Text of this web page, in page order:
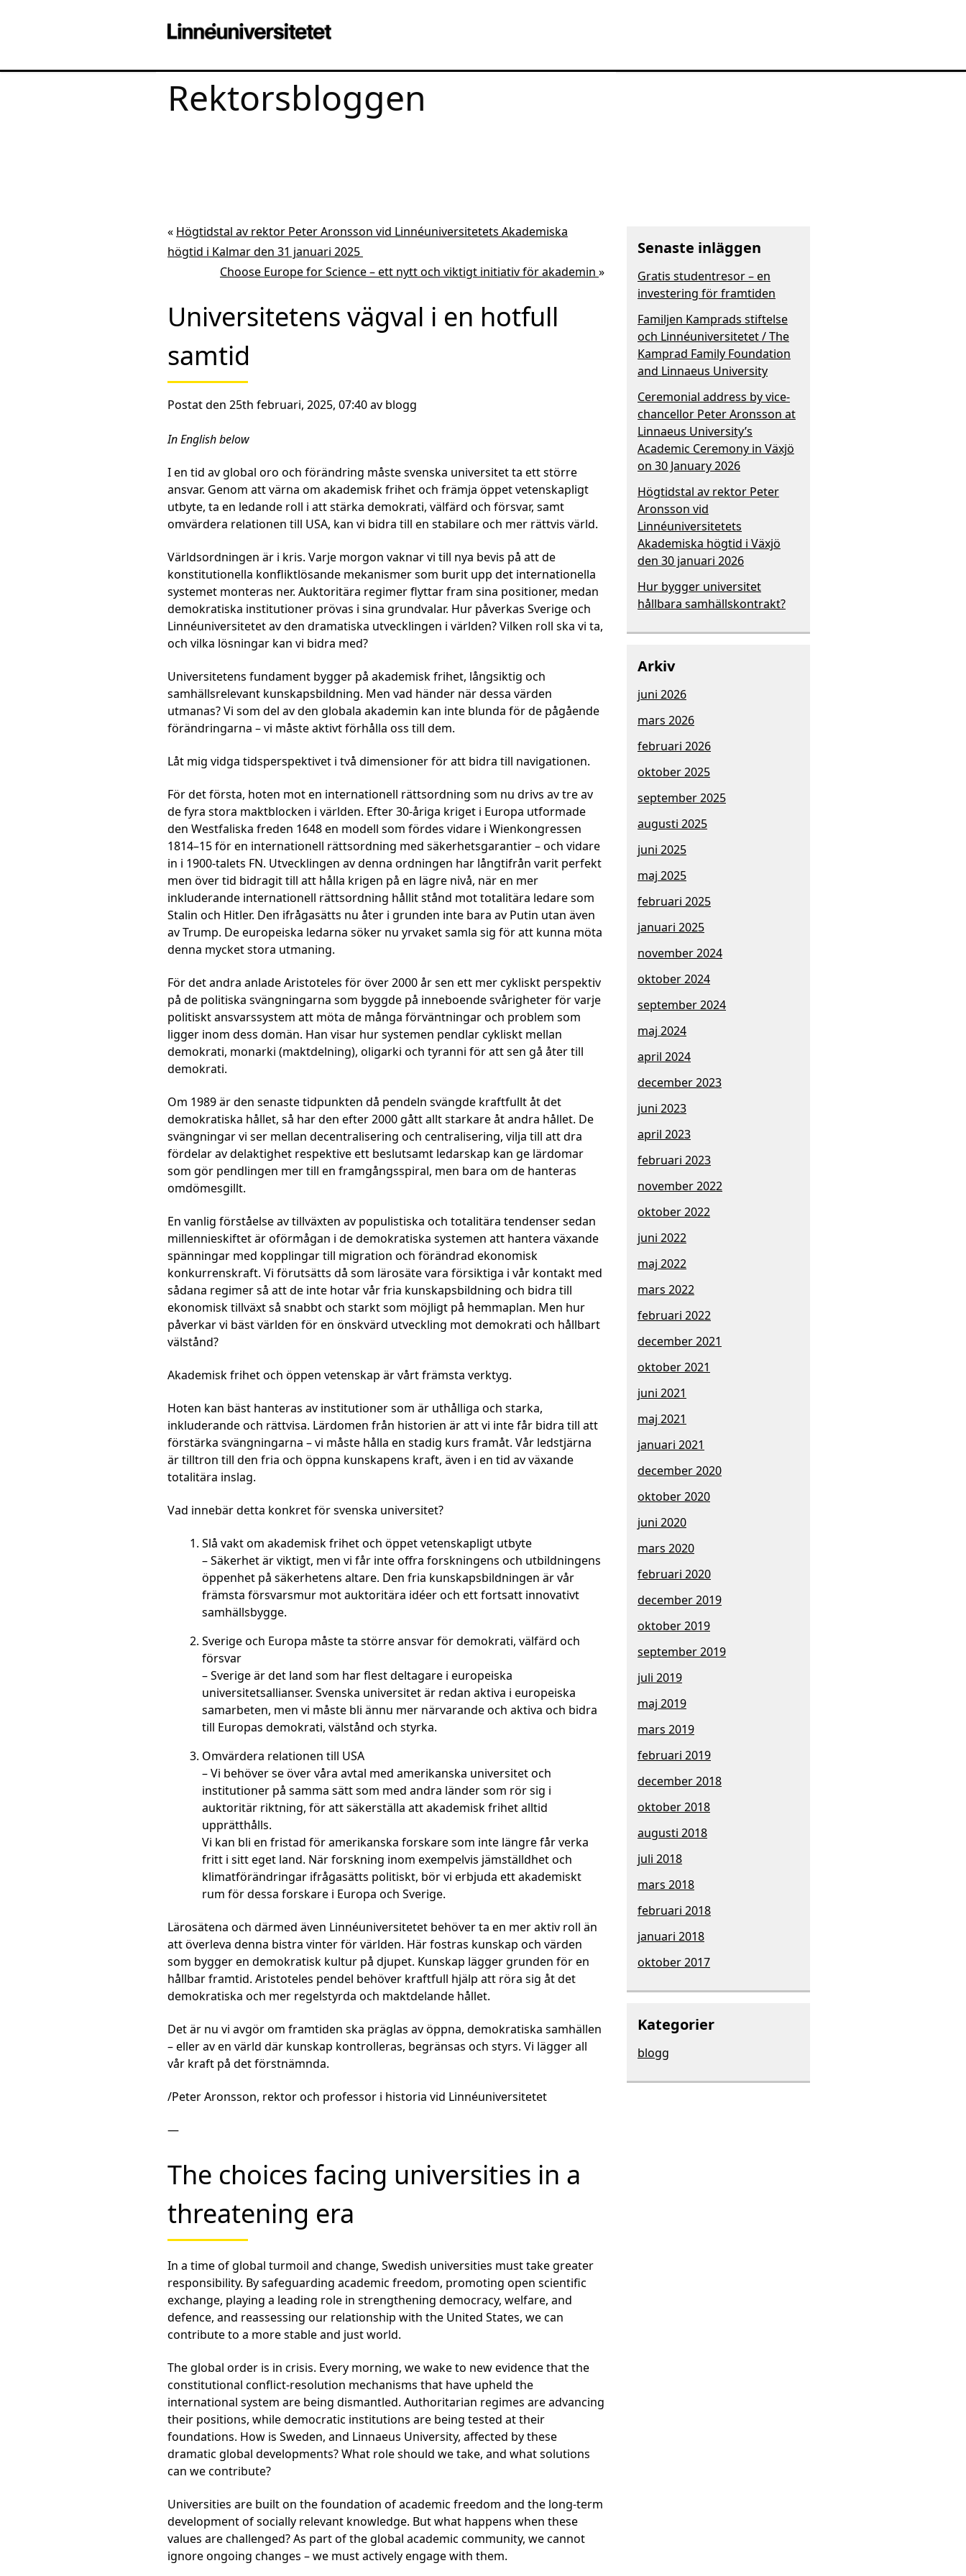
Rektorsbloggen
« Högtidstal av rektor Peter Aronsson vid Linnéuniversitetets Akademiska
högtid i Kalmar den 31 januari 2025
Choose Europe for Science – ett nytt och viktigt initiativ för akademin »
Universitetens vägval i en hotfull
samtid
Postat den 25th februari, 2025, 07:40 av blogg
In English below
I en tid av global oro och förändring måste svenska universitet ta ett större
ansvar. Genom att värna om akademisk frihet och främja öppet vetenskapligt
utbyte, ta en ledande roll i att stärka demokrati, välfärd och försvar, samt
omvärdera relationen till USA, kan vi bidra till en stabilare och mer rättvis värld.
Världsordningen är i kris. Varje morgon vaknar vi till nya bevis på att de
konstitutionella konfliktlösande mekanismer som burit upp det internationella
systemet monteras ner. Auktoritära regimer flyttar fram sina positioner, medan
demokratiska institutioner prövas i sina grundvalar. Hur påverkas Sverige och
Linnéuniversitetet av den dramatiska utvecklingen i världen? Vilken roll ska vi ta,
och vilka lösningar kan vi bidra med?
Universitetens fundament bygger på akademisk frihet, långsiktig och
samhällsrelevant kunskapsbildning. Men vad händer när dessa värden
utmanas? Vi som del av den globala akademin kan inte blunda för de pågående
förändringarna – vi måste aktivt förhålla oss till dem.
Låt mig vidga tidsperspektivet i två dimensioner för att bidra till navigationen.
För det första, hoten mot en internationell rättsordning som nu drivs av tre av
de fyra stora maktblocken i världen. Efter 30-åriga kriget i Europa utformade
den Westfaliska freden 1648 en modell som fördes vidare i Wienkongressen
1814–15 för en internationell rättsordning med säkerhetsgarantier – och vidare
in i 1900-talets FN. Utvecklingen av denna ordningen har långtifrån varit perfekt
men över tid bidragit till att hålla krigen på en lägre nivå, när en mer
inkluderande internationell rättsordning hållit stånd mot totalitära ledare som
Stalin och Hitler. Den ifrågasätts nu åter i grunden inte bara av Putin utan även
av Trump. De europeiska ledarna söker nu yrvaket samla sig för att kunna möta
denna mycket stora utmaning.
För det andra anlade Aristoteles för över 2000 år sen ett mer cykliskt perspektiv
på de politiska svängningarna som byggde på inneboende svårigheter för varje
politiskt ansvarssystem att möta de många förväntningar och problem som
ligger inom dess domän. Han visar hur systemen pendlar cykliskt mellan
demokrati, monarki (maktdelning), oligarki och tyranni för att sen gå åter till
demokrati.
Om 1989 är den senaste tidpunkten då pendeln svängde kraftfullt åt det
demokratiska hållet, så har den efter 2000 gått allt starkare åt andra hållet. De
svängningar vi ser mellan decentralisering och centralisering, vilja till att dra
fördelar av delaktighet respektive ett beslutsamt ledarskap kan ge lärdomar
som gör pendlingen mer till en framgångsspiral, men bara om de hanteras
omdömesgillt.
En vanlig förståelse av tillväxten av populistiska och totalitära tendenser sedan
millennieskiftet är oförmågan i de demokratiska systemen att hantera växande
spänningar med kopplingar till migration och förändrad ekonomisk
konkurrenskraft. Vi förutsätts då som lärosäte vara försiktiga i vår kontakt med
sådana regimer så att de inte hotar vår fria kunskapsbildning och bidra till
ekonomisk tillväxt så snabbt och starkt som möjligt på hemmaplan. Men hur
påverkar vi bäst världen för en önskvärd utveckling mot demokrati och hållbart
välstånd?
Akademisk frihet och öppen vetenskap är vårt främsta verktyg.
Hoten kan bäst hanteras av institutioner som är uthålliga och starka,
inkluderande och rättvisa. Lärdomen från historien är att vi inte får bidra till att
förstärka svängningarna – vi måste hålla en stadig kurs framåt. Vår ledstjärna
är tilltron till den fria och öppna kunskapens kraft, även i en tid av växande
totalitära inslag.
Vad innebär detta konkret för svenska universitet?
Slå vakt om akademisk frihet och öppet vetenskapligt utbyte
– Säkerhet är viktigt, men vi får inte offra forskningens och utbildningens
öppenhet på säkerhetens altare. Den fria kunskapsbildningen är vår
främsta försvarsmur mot auktoritära idéer och ett fortsatt innovativt
samhällsbygge.
Sverige och Europa måste ta större ansvar för demokrati, välfärd och
försvar
– Sverige är det land som har flest deltagare i europeiska
universitetsallianser. Svenska universitet är redan aktiva i europeiska
samarbeten, men vi måste bli ännu mer närvarande och aktiva och bidra
till Europas demokrati, välstånd och styrka.
Omvärdera relationen till USA
– Vi behöver se över våra avtal med amerikanska universitet och
institutioner på samma sätt som med andra länder som rör sig i
auktoritär riktning, för att säkerställa att akademisk frihet alltid
upprätthålls.
Vi kan bli en fristad för amerikanska forskare som inte längre får verka
fritt i sitt eget land. När forskning inom exempelvis jämställdhet och
klimatförändringar ifrågasätts politiskt, bör vi erbjuda ett akademiskt
rum för dessa forskare i Europa och Sverige.
Lärosätena och därmed även Linnéuniversitetet behöver ta en mer aktiv roll än
att överleva denna bistra vinter för världen. Här fostras kunskap och värden
som bygger en demokratisk kultur på djupet. Kunskap lägger grunden för en
hållbar framtid. Aristoteles pendel behöver kraftfull hjälp att röra sig åt det
demokratiska och mer regelstyrda och maktdelande hållet.
Det är nu vi avgör om framtiden ska präglas av öppna, demokratiska samhällen
– eller av en värld där kunskap kontrolleras, begränsas och styrs. Vi lägger all
vår kraft på det förstnämnda.
/Peter Aronsson, rektor och professor i historia vid Linnéuniversitetet
—
The choices facing universities in a
threatening era
In a time of global turmoil and change, Swedish universities must take greater
responsibility. By safeguarding academic freedom, promoting open scientific
exchange, playing a leading role in strengthening democracy, welfare, and
defence, and reassessing our relationship with the United States, we can
contribute to a more stable and just world.
The global order is in crisis. Every morning, we wake to new evidence that the
constitutional conflict-resolution mechanisms that have upheld the
international system are being dismantled. Authoritarian regimes are advancing
their positions, while democratic institutions are being tested at their
foundations. How is Sweden, and Linnaeus University, affected by these
dramatic global developments? What role should we take, and what solutions
can we contribute?
Universities are built on the foundation of academic freedom and the long-term
development of socially relevant knowledge. But what happens when these
values are challenged? As part of the global academic community, we cannot
ignore ongoing changes – we must actively engage with them.
Senaste inläggen
Gratis studentresor – en
investering för framtiden
Familjen Kamprads stiftelse
och Linnéuniversitetet / The
Kamprad Family Foundation
and Linnaeus University
Ceremonial address by vice-
chancellor Peter Aronsson at
Linnaeus University’s
Academic Ceremony in Växjö
on 30 January 2026
Högtidstal av rektor Peter
Aronsson vid
Linnéuniversitetets
Akademiska högtid i Växjö
den 30 januari 2026
Hur bygger universitet
hållbara samhällskontrakt?
Arkiv
juni 2026
mars 2026
februari 2026
oktober 2025
september 2025
augusti 2025
juni 2025
maj 2025
februari 2025
januari 2025
november 2024
oktober 2024
september 2024
maj 2024
april 2024
december 2023
juni 2023
april 2023
februari 2023
november 2022
oktober 2022
juni 2022
maj 2022
mars 2022
februari 2022
december 2021
oktober 2021
juni 2021
maj 2021
januari 2021
december 2020
oktober 2020
juni 2020
mars 2020
februari 2020
december 2019
oktober 2019
september 2019
juli 2019
maj 2019
mars 2019
februari 2019
december 2018
oktober 2018
augusti 2018
juli 2018
mars 2018
februari 2018
januari 2018
oktober 2017
Kategorier
blogg